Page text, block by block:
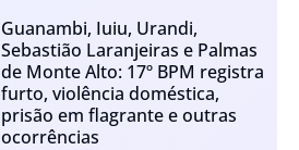
Guanambi, Iuiu, Urandi,
Sebastião Laranjeiras e Palmas
de Monte Alto: 17º BPM registra
furto, violência doméstica,
prisão em flagrante e outras
ocorrências